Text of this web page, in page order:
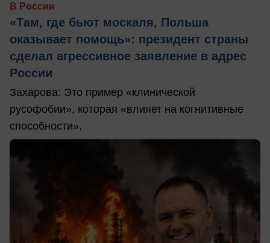
В России
«Там, где бьют москаля, Польша
оказывает помощь»: президент страны
сделал агрессивное заявление в адрес
России
Захарова: Это пример «клинической
русофобии», которая «влияет на когнитивные
способности».